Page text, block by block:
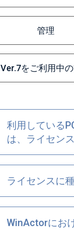
管理
Ver.7をご利用中
利用している
は、ライセン
ライセンスに
WinActorにお